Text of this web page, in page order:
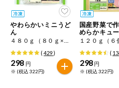
目的から探す
生協独自
自動注文システム登録
調味料・だ
し・油・ルー
おやつ
飲料
落花生
特定原材料に準ずるもの
アーモンド あわび
やわらかいミニうど
ん
４８０ｇ（８０ｇ×６）
(429)
298 円
※ (税込 322円)
国産野菜で
めらかキュ
(
298 円
※ (税込 322円)